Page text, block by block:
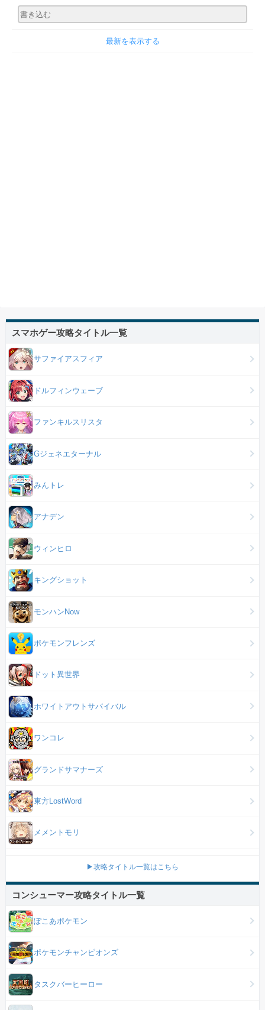
最新を表示する
スマホゲー攻略タイトル一覧
サファイアスフィア
ドルフィンウェーブ
ファンキルスリスタ
Gジェネエターナル
みんトレ
アナデン
ウィンヒロ
キングショット
モンハンNow
ポケモンフレンズ
ドット異世界
ホワイトアウトサバイバル
ワンコレ
グランドサマナーズ
東方LostWord
メメントモリ
▶攻略タイトル一覧はこちら
コンシューマー攻略タイトル一覧
ぽこあポケモン
ポケモンチャンピオンズ
タスクバーヒーロー